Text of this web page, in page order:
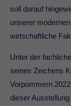
soll darauf
unserer
wirtschaftliche
Unter der
seines Zeichens
Vorpommern
dieser